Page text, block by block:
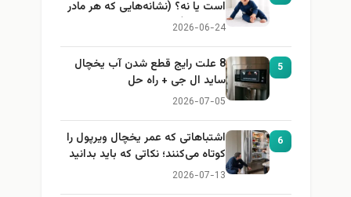
است یا نه؟ (نشانه‌هایی که هر مادر
باید بداند)
2026-06-24
5
8 علت رایج قطع شدن آب یخچال
ساید ال جی + راه حل
2026-07-05
6
اشتباهاتی که عمر یخچال ویرپول را
کوتاه می‌کنند؛ نکاتی که باید بدانید
2026-07-13